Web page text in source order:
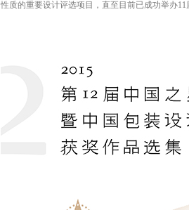
性质的重要设计评选项目，直至目前已成功举办11